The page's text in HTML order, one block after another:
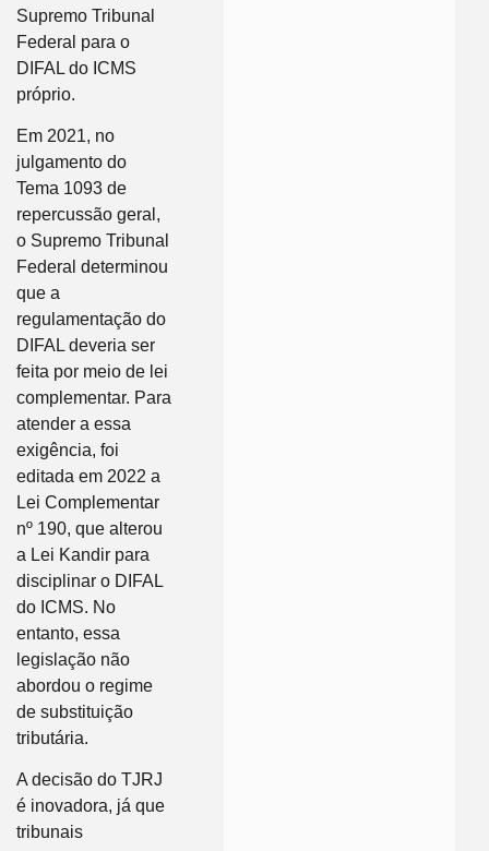
Supremo Tribunal
Federal para o
DIFAL do ICMS
próprio.
Em 2021, no
julgamento do
Tema 1093 de
repercussão geral,
o Supremo Tribunal
Federal determinou
que a
regulamentação do
DIFAL deveria ser
feita por meio de lei
complementar. Para
atender a essa
exigência, foi
editada em 2022 a
Lei Complementar
nº 190, que alterou
a Lei Kandir para
disciplinar o DIFAL
do ICMS. No
entanto, essa
legislação não
abordou o regime
de substituição
tributária.
A decisão do TJRJ
é inovadora, já que
tribunais